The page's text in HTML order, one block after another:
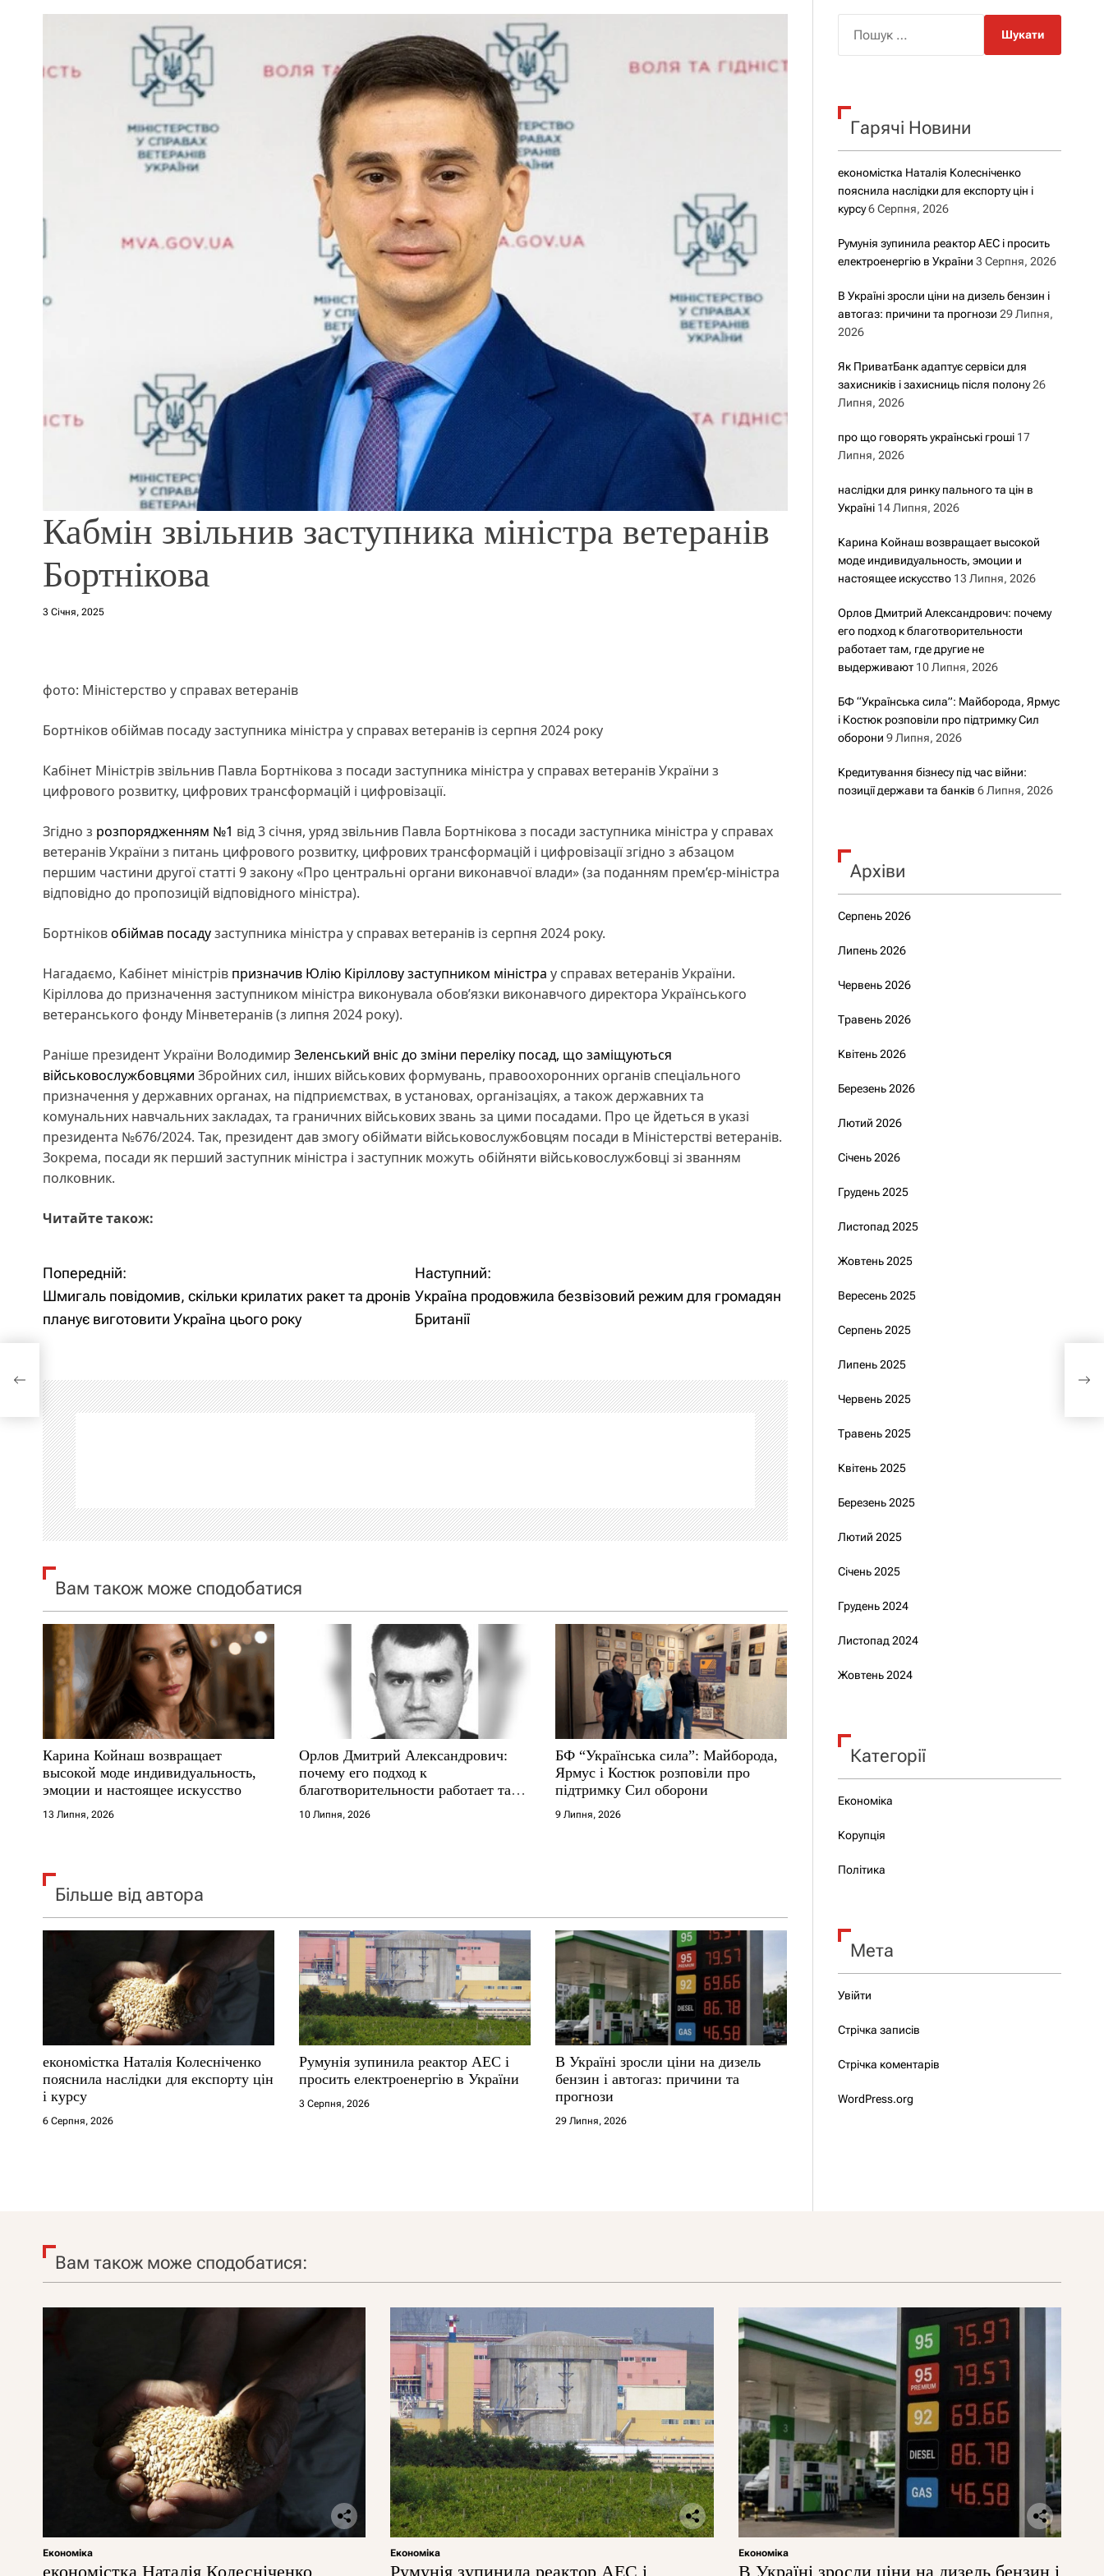
р
о
у
Кабмін звільнив заступника міністра ветеранів
Бортнікова
3 Січня, 2025
фото: Міністерство у справах ветеранів
Бортніков обіймав посаду заступника міністра у справах ветеранів із серпня 2024 року
Кабінет Міністрів звільнив Павла Бортнікова з посади заступника міністра у справах ветеранів України з
цифрового розвитку, цифрових трансформацій і цифровізації.
Згідно з розпорядженням №1 від 3 січня, уряд звільнив Павла Бортнікова з посади заступника міністра у справах
ветеранів України з питань цифрового розвитку, цифрових трансформацій і цифровізації згідно з абзацом
першим частини другої статті 9 закону «Про центральні органи виконавчої влади» (за поданням прем’єр-міністра
відповідно до пропозицій відповідного міністра).
Бортніковобіймав посадузаступника міністра у справах ветеранів із серпня 2024 року.
Нагадаємо, Кабінет міністрів призначив Юлію Кіріллову заступником міністра у справах ветеранів України.
Кіріллова до призначення заступником міністра виконувала обов’язки виконавчого директора Українського
ветеранського фонду Мінветеранів (з липня 2024 року).
Раніше президент України Володимир Зеленський вніс до зміни переліку посад, що заміщуються
військовослужбовцями Збройних сил, інших військових формувань, правоохоронних органів спеціального
призначення у державних органах, на підприємствах, в установах, організаціях, а також державних та
комунальних навчальних закладах, та граничних військових звань за цими посадами. Про це йдеться в указі
президента №676/2024. Так, президент дав змогу обіймати військовослужбовцям посади в Міністерстві ветеранів.
Зокрема, посади як перший заступник міністра і заступник можуть обійняти військовослужбовці зі званням
полковник.
Читайте також:
Н
а
і
г
а
ц
і
я
а
п
и
с
і
в
Попередній:
Шмигаль повідомив, скільки крилатих ракет та дронів
планує виготовити Україна цього року
Наступний:
Україна продовжила безвізовий режим для громадян
Британії
Вам також може сподобатися
Карина Койнаш возвращает
высокой моде индивидуальность,
эмоции и настоящее искусство
13 Липня, 2026
Орлов Дмитрий Александрович:
почему его подход к
благотворительности работает там,
где другие не выдерживают
10 Липня, 2026
БФ “Українська сила”: Майборода,
Ярмус і Костюк розповіли про
підтримку Сил оборони
9 Липня, 2026
Більше від автора
економістка Наталія Колесніченко
пояснила наслідки для експорту цін
і курсу
6 Серпня, 2026
Румунія зупинила реактор АЕС і
просить електроенергію в України
3 Серпня, 2026
В Україні зросли ціни на дизель
бензин і автогаз: причини та
прогнози
29 Липня, 2026
к
Гарячі Новини
економістка Наталія Колесніченко
пояснила наслідки для експорту цін і
курсу 6 Серпня, 2026
Румунія зупинила реактор АЕС і просить
електроенергію в України 3 Серпня, 2026
В Україні зросли ціни на дизель бензин і
автогаз: причини та прогнози 29 Липня,
2026
Як ПриватБанк адаптує сервіси для
захисників і захисниць після полону 26
Липня, 2026
про що говорять українські гроші 17
Липня, 2026
наслідки для ринку пального та цін в
Україні 14 Липня, 2026
Карина Койнаш возвращает высокой
моде индивидуальность, эмоции и
настоящее искусство 13 Липня, 2026
Орлов Дмитрий Александрович: почему
его подход к благотворительности
работает там, где другие не
выдерживают 10 Липня, 2026
БФ “Українська сила”: Майборода, Ярмус
і Костюк розповіли про підтримку Сил
оборони 9 Липня, 2026
Кредитування бізнесу під час війни:
позиції держави та банків 6 Липня, 2026
Архіви
Серпень 2026
Липень 2026
Червень 2026
Травень 2026
Квітень 2026
Березень 2026
Лютий 2026
Січень 2026
Грудень 2025
Листопад 2025
Жовтень 2025
Вересень 2025
Серпень 2025
Липень 2025
Червень 2025
Травень 2025
Квітень 2025
Березень 2025
Лютий 2025
Січень 2025
Грудень 2024
Листопад 2024
Жовтень 2024
Категорії
Економіка
Корупція
Політика
Мета
Увійти
Стрічка записів
Стрічка коментарів
WordPress.org
Вам також може сподобатися:
Економіка
економістка Наталія Колесніченко
Економіка
Румунія зупинила реактор АЕС і
Економіка
В Україні зросли ціни на дизель бензин і